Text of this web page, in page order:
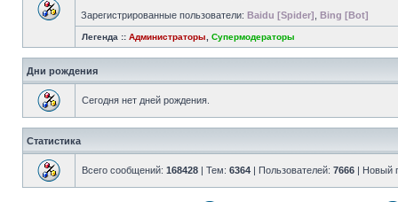
Зарегистрированные пользователи: Baidu [Spider] Bing [Bot]
Легенда :: Администраторы Супермодераторы
Дни рождения
Сегодня нет дней рождения.
Статистика
Всего сообщений: 168428 | Тем: 6364 | Пользователей: 7666 | Новый